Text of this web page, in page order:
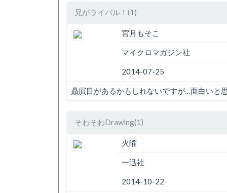
兄がライバル！(1)
宮月もそこ
マイクロマガジン社
2014-07-25
贔屓目があるかもしれないですが…面白いと
そわそわDrawing(1)
火曜
一迅社
2014-10-22